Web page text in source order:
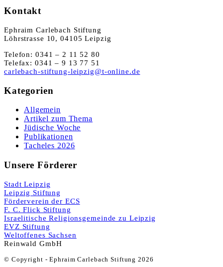
Kontakt
Ephraim Carlebach Stiftung
Löhrstrasse 10, 04105 Leipzig
Telefon: 0341 – 2 11 52 80
Telefax: 0341 – 9 13 77 51
carlebach-stiftung-leipzig@t-online.de
Kategorien
Allgemein
Artikel zum Thema
Jüdische Woche
Publikationen
Tacheles 2026
Unsere Förderer
Stadt Leipzig
Leipzig Stiftung
Förderverein der ECS
F. C. Flick Stiftung
Israelitische Religionsgemeinde zu Leipzig
EVZ Stiftung
Weltoffenes Sachsen
Reinwald GmbH
© Copyright - Ephraim Carlebach Stiftung 2026